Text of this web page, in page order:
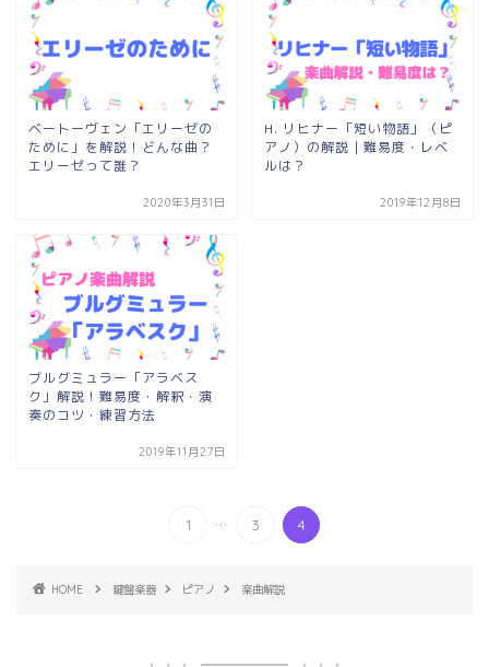
ベートーヴェン「エリーゼの
ために」を解説！どんな曲？
エリーゼって誰？
2020年3月31日
H. リヒナー「短い物語」（ピ
アノ）の解説｜難易度・レベ
ルは？
2019年12月8日
ブルグミュラー「アラベス
ク」解説！難易度・解釈・演
奏のコツ・練習方法
2019年11月27日
1 ... 3 4
HOME 鍵盤楽器 ピアノ 楽曲解説